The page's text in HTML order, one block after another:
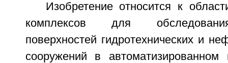
Изобретение относится к
комплексов для
поверхностей гидротехнических и
сооружений в автоматизированном